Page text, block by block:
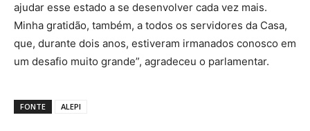
ajudar esse estado a se desenvolver cada vez mais.
Minha gratidão, também, a todos os servidores da Casa,
que, durante dois anos, estiveram irmanados conosco em
um desafio muito grande”, agradeceu o parlamentar.
FONTE ALEPI